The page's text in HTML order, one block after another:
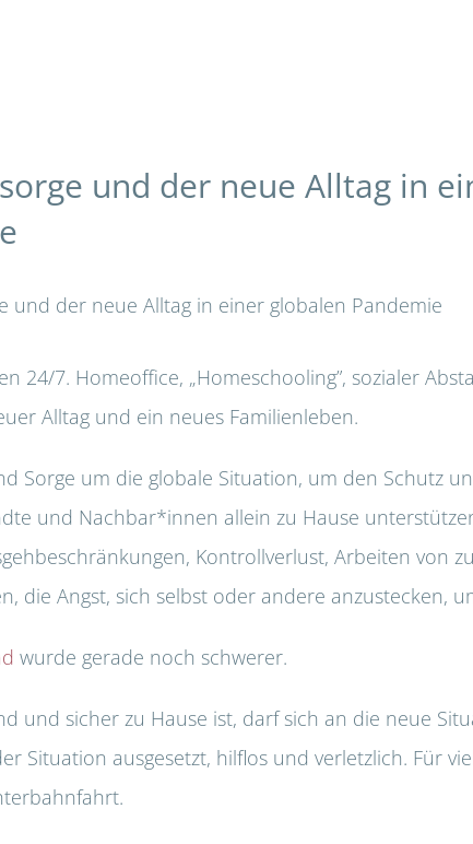
und der neue Alltag in
24/7. Homeoffice, „Homeschooling”, sozialer
Alltag und ein neues Familienleben.
Sorge um die globale Situation, um den Schutz
und Nachbar*innen allein zu Hause
Kontrollverlust, Arbeiten von
die Angst, sich selbst oder andere anzustecken,
wurde gerade noch schwerer.
und sicher zu Hause ist, darf sich an die neue
Situation ausgesetzt, hilflos und verletzlich. Für